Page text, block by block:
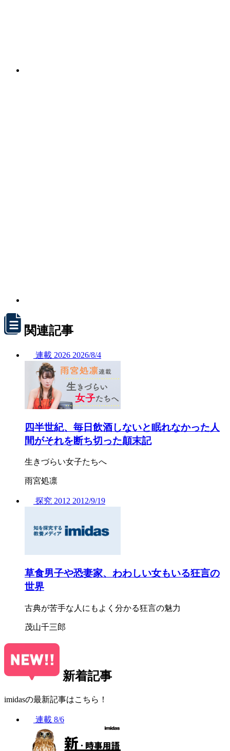
関連記事
連載 2026 2026/8/4
四半世紀、毎日飲酒しないと眠れなかった人
間がそれを断ち切った顛末記
生きづらい女子たちへ
雨宮処凛
探究 2012 2012/9/19
草食男子や恐妻家、わわしい女もいる狂言の
世界
古典が苦手な人にもよく分かる狂言の魅力
茂山千三郎
新着記事
imidasの最新記事はこちら！
連載 8/6